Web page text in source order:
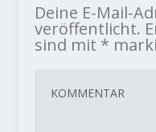
Deine E-Mail-
veröffentlicht.
sind mit *